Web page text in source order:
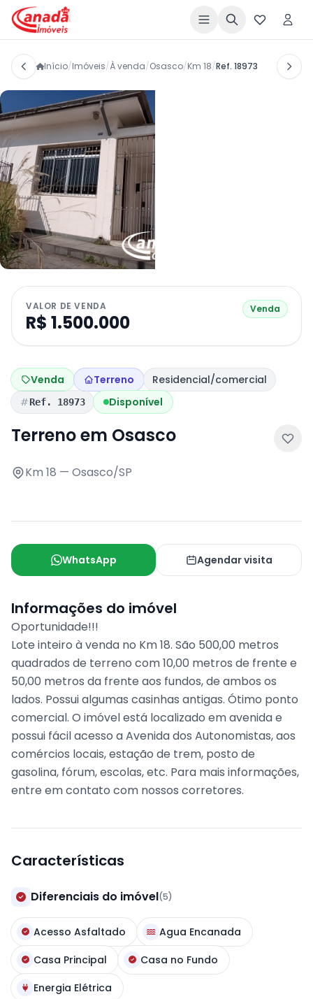
Início/Imóveis/À venda/Osasco/Km 18/Ref. 18973
VALOR DE VENDA
R$ 1.500.000
Venda
Venda Terreno Residencial/comercial
Ref. 18973 Disponível
Terreno em Osasco
Km 18 — Osasco/SP
WhatsApp Agendar visita
Informações do imóvel
Oportunidade!!!
Lote inteiro à venda no Km 18. São 500,00 metros
quadrados de terreno com 10,00 metros de frente e
50,00 metros da frente aos fundos, de ambos os
lados. Possui algumas casinhas antigas. Ótimo ponto
comercial. O imóvel está localizado em avenida e
possui fácil acesso a Avenida dos Autonomistas, aos
comércios locais, estação de trem, posto de
gasolina, fórum, escolas, etc. Para mais informações,
entre em contato com nossos corretores.
Características
Diferenciais do imóvel(5)
Acesso Asfaltado
Agua Encanada
Casa Principal
Casa no Fundo
Energia Elétrica